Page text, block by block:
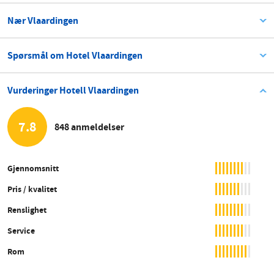
Nær Vlaardingen
Spørsmål om Hotel Vlaardingen
Vurderinger Hotell Vlaardingen
7.8 848 anmeldelser
Gjennomsnitt
Pris / kvalitet
Renslighet
Service
Rom